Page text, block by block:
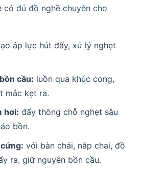
có đủ đồ nghề chuyên cho
áp lực hút đẩy, xử lý nghẹt
cầu: luồn qua khúc cong,
mắc kẹt ra.
hơi: đẩy thông chỗ nghẹt sâu
bồn.
với bàn chải, nắp chai, đồ
ra, giữ nguyên bồn cầu.